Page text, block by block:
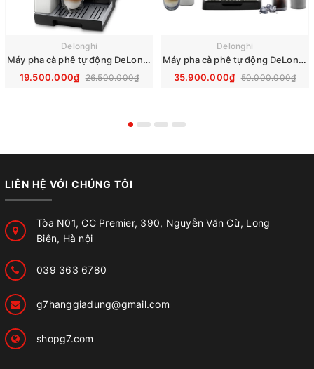
Delonghi
Máy pha cà phê tự động DeLonghi Dinamica ECAM 353.75.B
19.500.000₫ 26.500.000₫
Delonghi
Máy pha cà phê tự động DeLonghi ECAM Eletta Explore 450.86.T
35.900.000₫ 50.000.000₫
LIÊN HỆ VỚI CHÚNG TÔI
Tòa N01, CC Premier, 390, Nguyễn Văn Cừ, Long
Biên, Hà nội
039 363 6780
g7hanggiadung@gmail.com
shopg7.com